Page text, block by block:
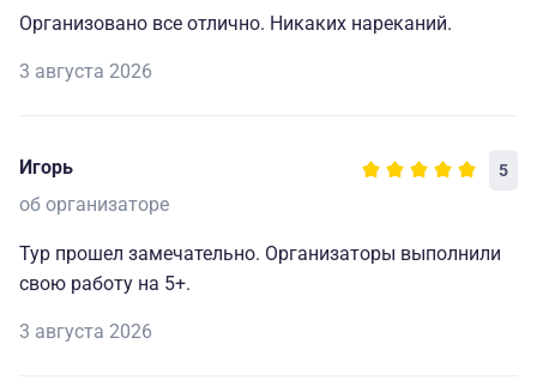
Организовано все отлично. Никаких нареканий.
3 августа 2026
Игорь 5
об организаторе
Тур прошел замечательно. Организаторы выполнили
свою работу на 5+.
3 августа 2026